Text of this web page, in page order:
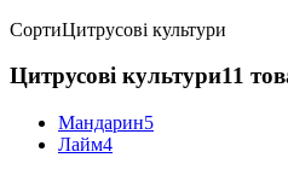
СортиЦитрусові культури
Цитрусові культури11
Мандарин5
Лайм4